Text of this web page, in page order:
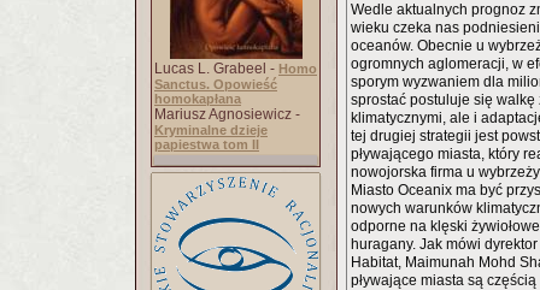
Lucas L. Grabeel - Homo
Sanctus. Opowieść
homokapłana
Mariusz Agnosiewicz -
Kryminalne dzieje
papiestwa tom II
Wedle aktualnych prognoz
wieku czeka nas
oceanów. Obecnie u
ogromnych aglomeracji, w
sporym wyzwaniem dla
sprostać postuluje się walkę
klimatycznymi, ale i
tej drugiej strategii jest
pływającego miasta, który
nowojorska firma u
Miasto Oceanix ma być
nowych warunków
odporne na klęski
huragany. Jak mówi
Habitat, Maimunah Mohd
pływające miasta są